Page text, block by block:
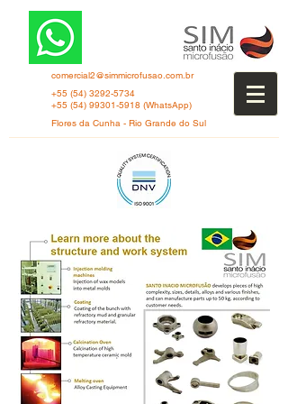
comercial2@simmicrofusao.com.br
+55 (54) 3292-5734
+55 (54) 99301-5918 (WhatsApp)
Flores da Cunha - Rio Grande do Sul